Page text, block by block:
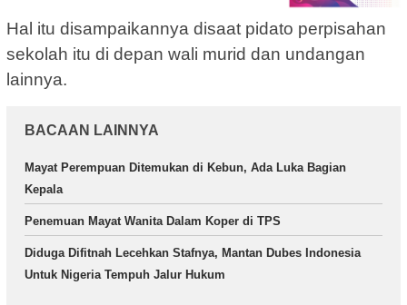
Hal itu disampaikannya disaat pidato perpisahan
sekolah itu di depan wali murid dan undangan
lainnya.
BACAAN LAINNYA
Mayat Perempuan Ditemukan di Kebun, Ada Luka Bagian
Kepala
Penemuan Mayat Wanita Dalam Koper di TPS
Diduga Difitnah Lecehkan Stafnya, Mantan Dubes Indonesia
Untuk Nigeria Tempuh Jalur Hukum